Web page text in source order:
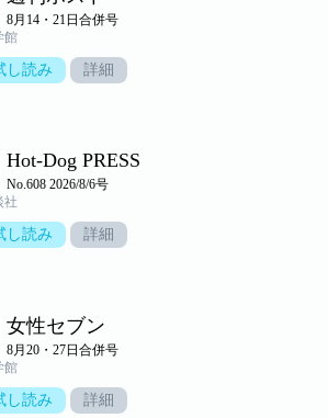
8月14・21日合併号
館
し読み 詳細
Hot-Dog PRESS
No.608 2026/8/6号
社
し読み 詳細
女性セブン
8月20・27日合併号
館
し読み 詳細